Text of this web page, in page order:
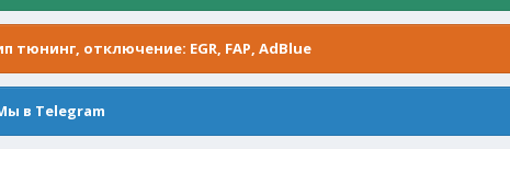
отключение: EGR, FAP, AdBlue
в Telegram